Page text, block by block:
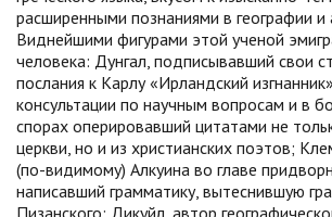
расширенными познаниями в географии и
Виднейшими фигурами этой ученой
человека: Дунгал, подписывавший свои
послания к Карлу «Ирландский
консультации по научным вопросам и в
спорах оперировавший цитатами не
церкви, но и из христианских поэтов;
(по-видимому) Алкуина во главе
написавший грамматику, вытеснившую
Пизанского; Дикуйл, автор